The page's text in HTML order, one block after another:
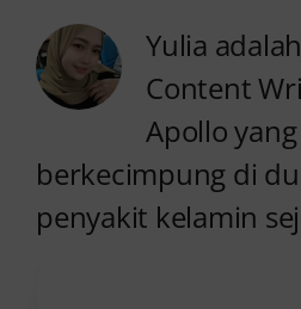
Yulia
Content
Apollo
berkecimpung di
penyakit kelamin